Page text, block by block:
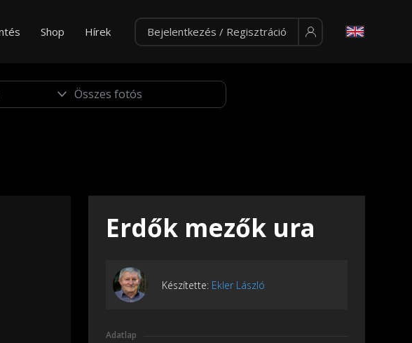
Shop Hírek Bejelentkezés / Regisztráció
Erdők mezők ura
Készítette: Ekler László
Adatlap